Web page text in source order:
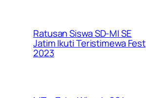
Ratusan Siswa SD-MI SE
Jatim Ikuti Teristimewa Fest
2023